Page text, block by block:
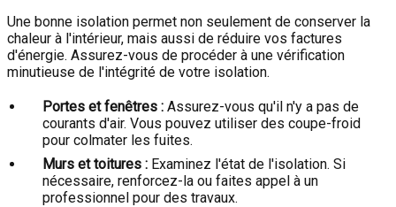
Une bonne isolation permet non seulement de conserver la
chaleur à l'intérieur, mais aussi de réduire vos factures
d'énergie. Assurez-vous de procéder à une vérification
minutieuse de l'intégrité de votre isolation.
Portes et fenêtres : Assurez-vous qu'il n'y a pas de
courants d'air. Vous pouvez utiliser des coupe-froid
pour colmater les fuites.
Murs et toitures : Examinez l'état de l'isolation. Si
nécessaire, renforcez-la ou faites appel à un
professionnel pour des travaux.